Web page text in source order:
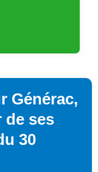
Générac,
de ses
30